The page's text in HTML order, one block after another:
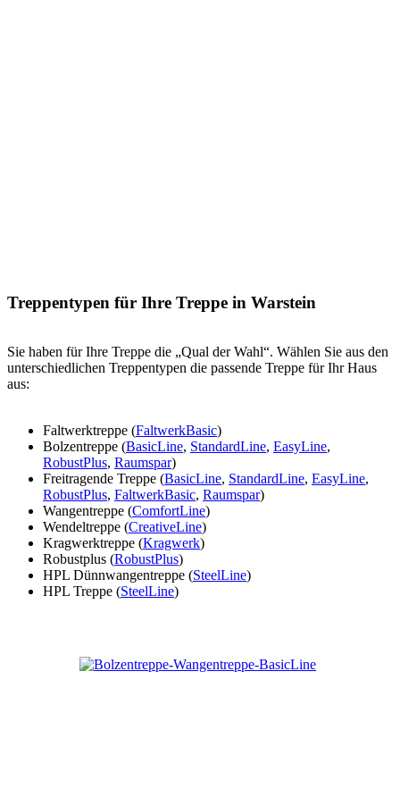
Treppentypen für Ihre Treppe in Warstein
Sie haben für Ihre Treppe die „Qual der Wahl“. Wählen Sie aus den
unterschiedlichen Treppentypen die passende Treppe für Ihr Haus
aus:
Faltwerktreppe (FaltwerkBasic)
Bolzentreppe (BasicLine, StandardLine, EasyLine,
RobustPlus, Raumspar)
Freitragende Treppe (BasicLine, StandardLine, EasyLine,
RobustPlus, FaltwerkBasic, Raumspar)
Wangentreppe (ComfortLine)
Wendeltreppe (CreativeLine)
Kragwerktreppe (Kragwerk)
Robustplus (RobustPlus)
HPL Dünnwangentreppe (SteelLine)
HPL Treppe (SteelLine)